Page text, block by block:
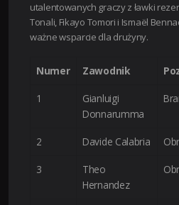
utalentowanych graczy z ławki
Tonali, Fikayo Tomori i Ismaël
ważne wsparcie dla drużyny.
Numer Zawodnik
1
Gianluigi
Donnarumma
2 Davide Calabria
3
Theo
Hernandez